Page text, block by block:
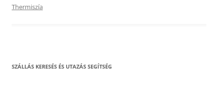
Thermiszía
SZÁLLÁS KERESÉS ÉS UTAZÁS SEGÍTSÉG